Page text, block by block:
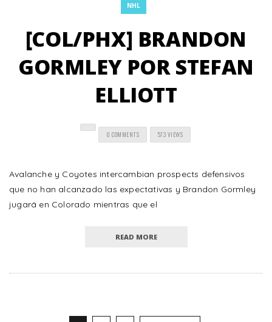
NHL
[COL/PHX] BRANDON
GORMLEY POR STEFAN
ELLIOTT
0 COMMENTS 573 VIEWS
Avalanche y Coyotes intercambian prospects defensivos
que no han alcanzado las expectativas y Brandon Gormley
jugará en Colorado mientras que el
READ MORE